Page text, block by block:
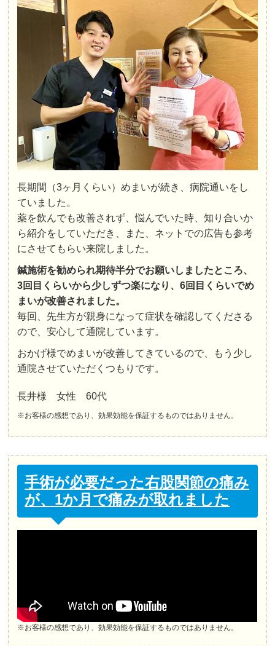
長期間（3ヶ月くらい）めまいが続き、病院通いをし
ていました。
薬を飲んでも改善されず、悩んでいた時、知り合いか
ら紹介をしていただき、また、ネットでの広告も参考
にさせてもらい来院しました。
鍼施術を勧められ期待半分でお願いしましたところ、
3回目くらいから少しずつ楽になり、6回目くらいでめ
まいが改善されました。
毎回、先生方が親身になって症状を確認してくださる
ので、安心して通院しています。
おかげ様でめまいが改善してきているので、もう少し
通院させていただくつもりです。
長井様 女性 60代
※お客様の感想であり、効果効能を保証するものではありません。
手術が必要だった右股関節の痛み
が、1か月で痛みが取れました
※お客様の感想であり、効果効能を保証するものではありません。